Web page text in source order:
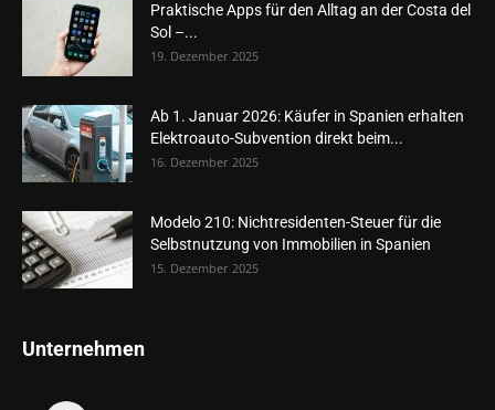
Praktische Apps für den Alltag an der Costa del
Sol –...
19. Dezember 2025
Ab 1. Januar 2026: Käufer in Spanien erhalten
Elektroauto-Subvention direkt beim...
16. Dezember 2025
Modelo 210: Nichtresidenten-Steuer für die
Selbstnutzung von Immobilien in Spanien
15. Dezember 2025
Unternehmen